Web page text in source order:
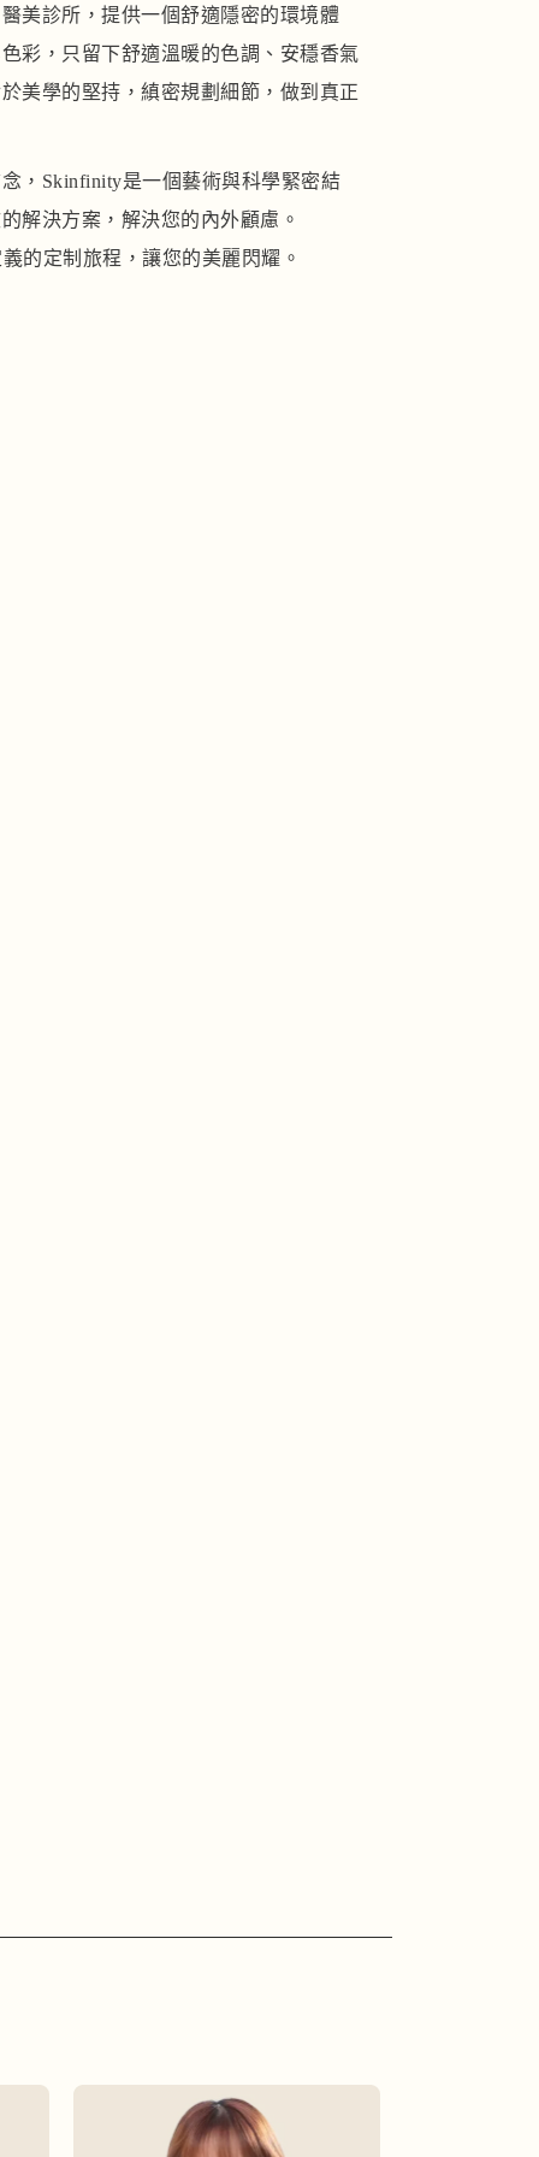
美診所，提供一個舒適隱密的環境體
彩，只留下舒適溫暖的色調、安穩香氣
美學的堅持，縝密規劃細節，做到真正
，Skinfinity是一個藝術與科學緊密結
解決方案，解決您的內外顧慮。
的定制旅程，讓您的美麗閃耀。